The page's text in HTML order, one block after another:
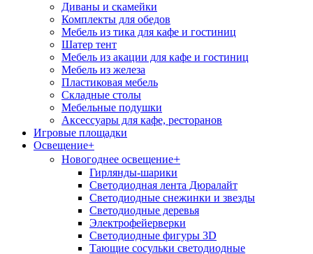
Диваны и скамейки
Комплекты для обедов
Мебель из тика для кафе и гостиниц
Шатер тент
Мебель из акации для кафе и гостиниц
Мебель из железа
Пластиковая мебель
Складные столы
Мебельные подушки
Аксессуары для кафе, ресторанов
Игровые площадки
Освещение+
Новогоднее освещение+
Гирлянды-шарики
Светодиодная лента Дюралайт
Светодиодные снежинки и звезды
Светодиодные деревья
Электрофейерверки
Светодиодные фигуры 3D
Тающие сосульки светодиодные